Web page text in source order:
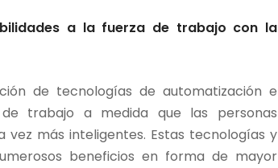
a la fuerza de trabajo con la
de tecnologías de automatización e
trabajo a medida que las personas
más inteligentes. Estas tecnologías y
beneficios en forma de mayor